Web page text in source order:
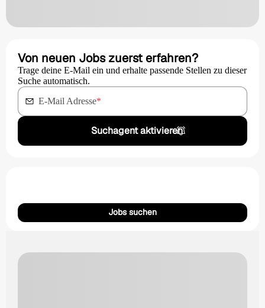
Von neuen Jobs zuerst erfahren?
Trage deine E-Mail ein und erhalte passende Stellen zu dieser
Suche automatisch.
E-Mail Adresse*
Suchagent aktivieren
Jobs suchen